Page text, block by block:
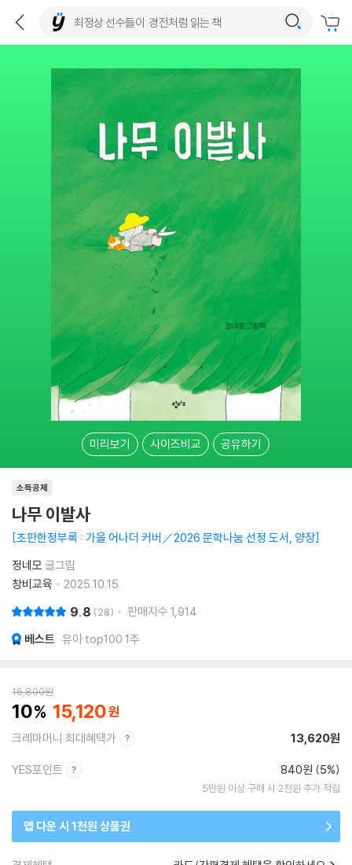
미리보기 사이즈비교 공유하기
소득공제
나무 이발사
초판한정부록 : 가을 어나더 커버／2026 문학나눔 선정 도서, 양장
정네모 글그림
창비교육
2025.10.15.
9.8 28 판매지수 1,914
베스트 유아 top100 1주
16,800원
10 15,120
크레마머니 최대혜택가 13,620원
YES포인트 840원 (5%)
5만원 이상 구매 시 2천원 추가 적립
앱 다운 시 1천원 상품권